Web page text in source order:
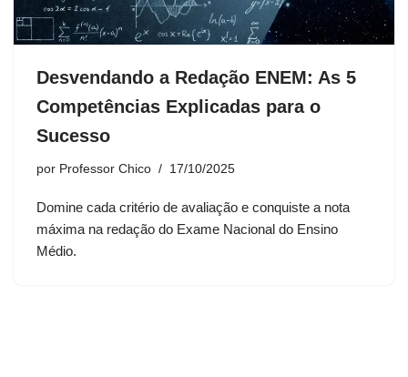
Desvendando a Redação ENEM: As 5
Competências Explicadas para o
Sucesso
por Professor Chico 17/10/2025
Domine cada critério de avaliação e conquiste a nota
máxima na redação do Exame Nacional do Ensino
Médio.